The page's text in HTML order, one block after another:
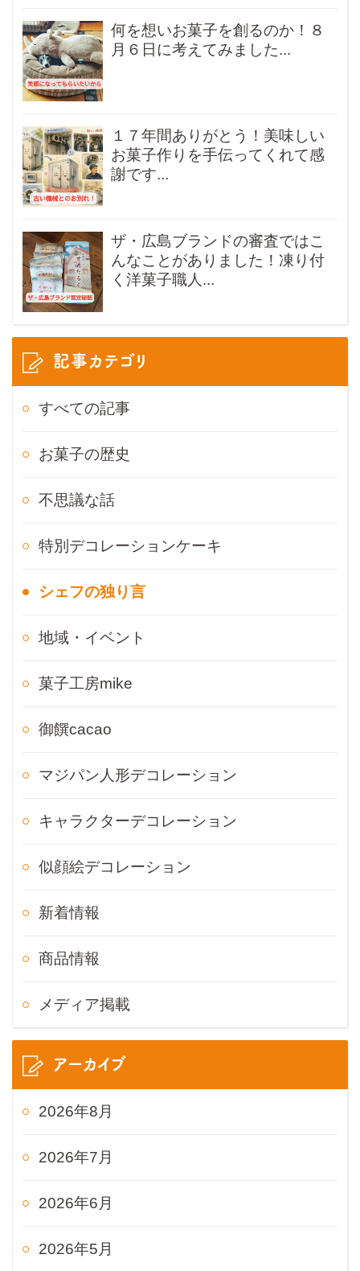
何を想いお菓子を創るのか！８
月６日に考えてみました...
１７年間ありがとう！美味しい
お菓子作りを手伝ってくれて感
謝です...
ザ・広島ブランドの審査ではこ
んなことがありました！凍り付
く洋菓子職人...
記事カテゴリ
すべての記事
お菓子の歴史
不思議な話
特別デコレーションケーキ
シェフの独り言
地域・イベント
菓子工房mike
御饌cacao
マジパン人形デコレーション
キャラクターデコレーション
似顔絵デコレーション
新着情報
商品情報
メディア掲載
アーカイブ
2026年8月
2026年7月
2026年6月
2026年5月